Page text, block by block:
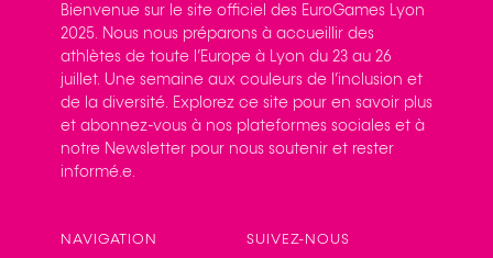
Bienvenue sur le site officiel des EuroGames Lyon
2025. Nous nous préparons à accueillir des
athlètes de toute l’Europe à Lyon du 23 au 26
juillet. Une semaine aux couleurs de l’inclusion et
de la diversité. Explorez ce site pour en savoir plus
et abonnez-vous à nos plateformes sociales et à
notre Newsletter pour nous soutenir et rester
informé.e.
NAVIGATION SUIVEZ-NOUS